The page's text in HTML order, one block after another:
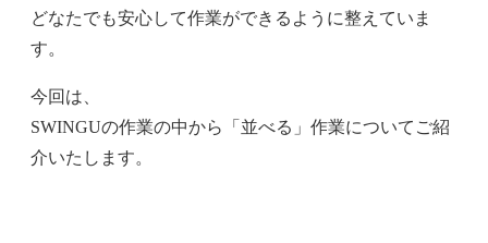
どなたでも安心して作業ができるように整えていま
す。
今回は、
SWINGUの作業の中から「並べる」作業についてご紹
介いたします。